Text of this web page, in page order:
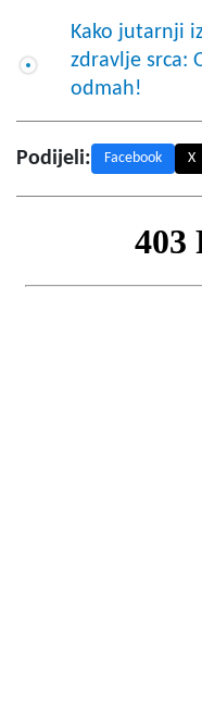
Kako jutarnji
zdravlje srca:
odmah!
Podijeli: Facebook X